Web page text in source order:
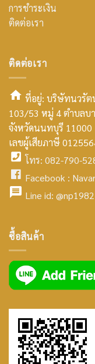
การชำระเงิน
ติดต่อเรา
ติดต่อเรา
smt2
home
icon
ที่อยู่: บริษัทนวรัต
103/53 หมู่ 4 ตำบลบ
จังหวัดนนทบุรี 11000
เลขผู้เสียภาษี
facebook
icon
โทร: 082-790-
facebook
Facebook :
icon
Line id: @np1982
ซื้อสินค้า